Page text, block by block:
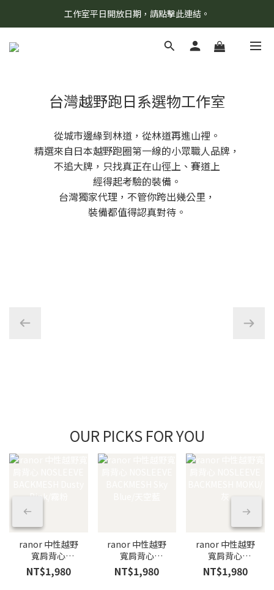
8/7 當天暫停開放工作室。請見諒！
工作室平日開放日期，請點擊此連結。
柯氏野生活推薦商品預購連結，請點此進入！
台灣越野跑日系選物工作室
從城市邊緣到林道，從林道再進山裡。
精選來自日本越野跑圈第一線的小眾職人品牌，
不追大牌，只找真正在山徑上、賽道上
經得起考驗的裝備。
台灣獨家代理，不管你跨出幾公里，
裝備都值得認真對待。
OUR PICKS FOR YOU
ranor 中性越野
寬肩背心
NOSLEEVE
BACKMESH
NT$1,980
ranor 中性越野
寬肩背心
NOSLEEVE
BACKMESH Sky
NT$1,980
ranor 中性越野
寬肩背心
NOSLEEVE
BACKMESH
NT$1,980